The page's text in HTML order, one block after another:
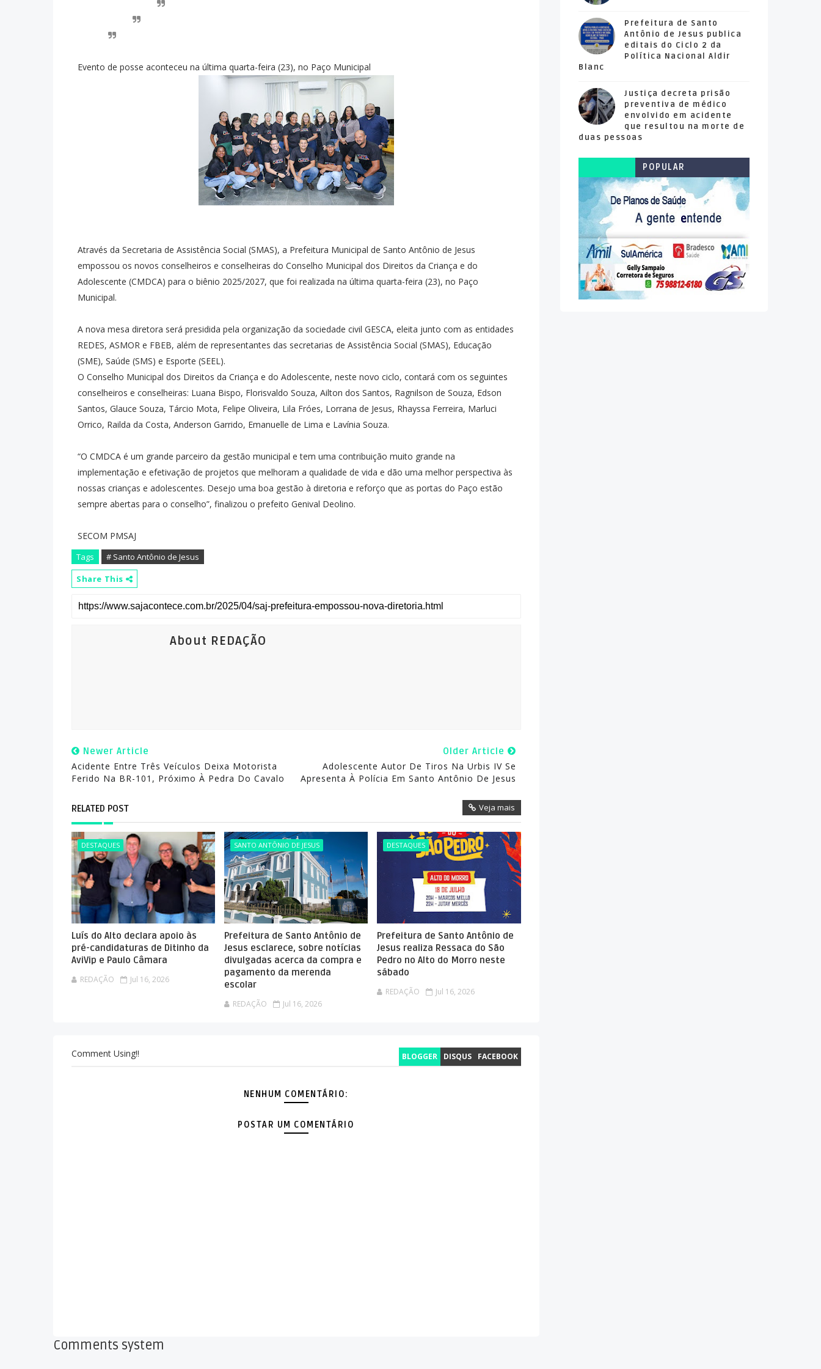
Evento de posse aconteceu na última quarta-feira (23), no Paço Municipal
Através da Secretaria de Assistência Social (SMAS), a Prefeitura Municipal de Santo Antônio de Jesus
empossou os novos conselheiros e conselheiras do Conselho Municipal dos Direitos da Criança e do
Adolescente (CMDCA) para o biênio 2025/2027, que foi realizada na última quarta-feira (23), no Paço
Municipal.
A nova mesa diretora será presidida pela organização da sociedade civil GESCA, eleita junto com as entidades
REDES, ASMOR e FBEB, além de representantes das secretarias de Assistência Social (SMAS), Educação
(SME), Saúde (SMS) e Esporte (SEEL).
O Conselho Municipal dos Direitos da Criança e do Adolescente, neste novo ciclo, contará com os seguintes
conselheiros e conselheiras: Luana Bispo, Florisvaldo Souza, Ailton dos Santos, Ragnilson de Souza, Edson
Santos, Glauce Souza, Tárcio Mota, Felipe Oliveira, Lila Fróes, Lorrana de Jesus, Rhayssa Ferreira, Marluci
Orrico, Railda da Costa, Anderson Garrido, Emanuelle de Lima e Lavínia Souza.
“O CMDCA é um grande parceiro da gestão municipal e tem uma contribuição muito grande na
implementação e efetivação de projetos que melhoram a qualidade de vida e dão uma melhor perspectiva às
nossas crianças e adolescentes. Desejo uma boa gestão à diretoria e reforço que as portas do Paço estão
sempre abertas para o conselho”, finalizou o prefeito Genival Deolino.
SECOM PMSAJ
Tags
# Santo Antônio de Jesus
Share This
About REDAÇÃO
Newer Article
Acidente Entre Três Veículos Deixa Motorista
Ferido Na BR-101, Próximo À Pedra Do Cavalo
Older Article
Adolescente Autor De Tiros Na Urbis IV Se
Apresenta À Polícia Em Santo Antônio De Jesus
RELATED POST Veja mais
DESTAQUES
Luís do Alto declara apoio às
pré-candidaturas de Ditinho da
AviVip e Paulo Câmara
REDAÇÃO Jul 16, 2026
SANTO ANTÔNIO DE JESUS
Prefeitura de Santo Antônio de
Jesus esclarece, sobre notícias
divulgadas acerca da compra e
pagamento da merenda
escolar
REDAÇÃO Jul 16, 2026
DESTAQUES
Prefeitura de Santo Antônio de
Jesus realiza Ressaca do São
Pedro no Alto do Morro neste
sábado
REDAÇÃO Jul 16, 2026
BLOGGER DISQUS FACEBOOK
Comment Using!!
NENHUM COMENTÁRIO:
POSTAR UM COMENTÁRIO
Comments system
Prefeitura de Santo
Antônio de Jesus publica
editais do Ciclo 2 da
Política Nacional Aldir
Blanc
Justiça decreta prisão
preventiva de médico
envolvido em acidente
que resultou na morte de
duas pessoas
POPULAR